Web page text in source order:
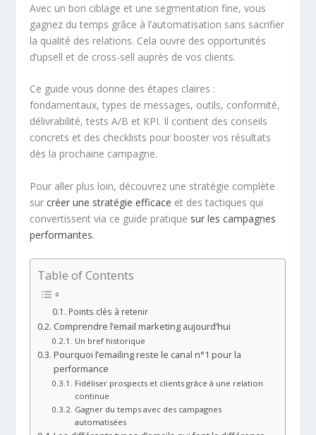
Avec un bon ciblage et une segmentation fine, vous
gagnez du temps grâce à l’automatisation sans sacrifier
la qualité des relations. Cela ouvre des opportunités
d’upsell et de cross-sell auprès de vos clients.
Ce guide vous donne des étapes claires :
fondamentaux, types de messages, outils, conformité,
délivrabilité, tests A/B et KPI. Il contient des conseils
concrets et des checklists pour booster vos résultats
dès la prochaine campagne.
Pour aller plus loin, découvrez une stratégie complète
surcréer une stratégie efficace et des tactiques qui
convertissent via ce guide pratique sur les campagnes
performantes.
Table of Contents
Points clés à retenir
Comprendre l’email marketing aujourd’hui
Un bref historique
Pourquoi l’emailing reste le canal n°1 pour la
performance
Fidéliser prospects et clients grâce à une relation
continue
Gagner du temps avec des campagnes
automatisées